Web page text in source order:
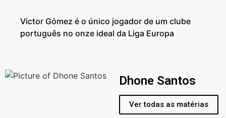
Victor Gómez é o único jogador de um clube
português no onze ideal da Liga Europa
Dhone Santos
Ver todas as matérias